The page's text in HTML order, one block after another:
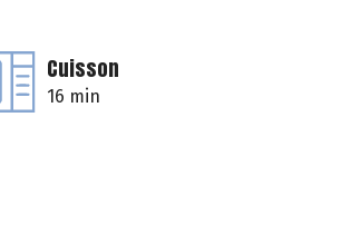
Cuisson
16 min